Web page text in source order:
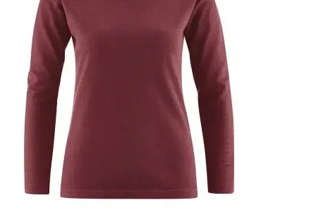
Accessoires
Mon compte
Panier
Contact